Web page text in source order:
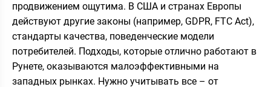
продвижением ощутима. В США и странах Европы
действуют другие законы (например, GDPR, FTC Act),
стандарты качества, поведенческие модели
потребителей. Подходы, которые отлично работают в
Рунете, оказываются малоэффективными на
западных рынках. Нужно учитывать все – от